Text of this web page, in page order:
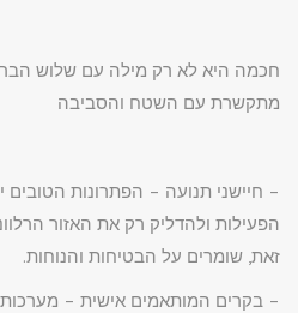
חכמה היא לא רק מילה עם שלוש
מתקשרת עם השטח והסביבה
– חיישני תנועה – הפתרונות הטובים
הפעילות ולהדליק רק את האזור
זאת, שומרים על הבטיחות והנוחות.
– בקרים המותאמים אישית –